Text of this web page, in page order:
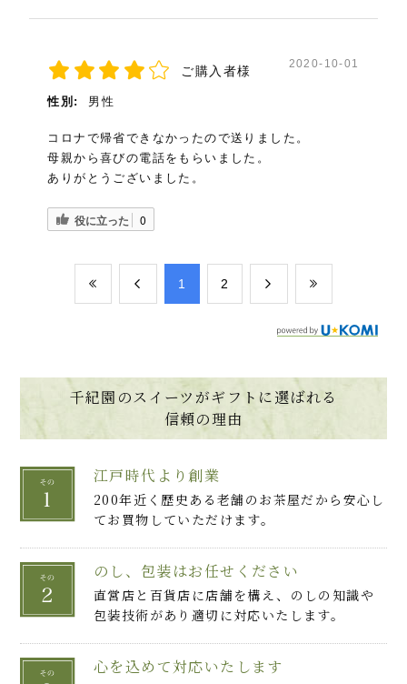
色んな味が楽しめる！
こちらの指定した日時にクール便で届けて頂
きました。
段ボールの中に緩衝材に包まれた宇治抹茶ゼ
リーの入った箱が入ってます。
頂きました。
ひと目見てまず驚いたのが凄く色合いが綺麗
で上部のゼリーがキラキラしてて食欲をそそ
一口食べて美味しい！！凄く本格的な抹茶の
味がする！とびっくりしました。
食感もつるんとしてて食べやすいです。
香りも良くて食べた瞬間に抹茶のいい香りが
鼻腔を抜けました。
味は初めに抹茶の苦味を感じてその後に抹茶
の旨味、最後に抹茶の優しい甘味を感じまし
た。
次に栗の甘露煮を頂きました。甘さ控えめで
栗本来の美味しさを楽しめるしホクホクした
食感がクセになります。
次に小豆と白玉を一緒に頂きましたが甘さ控
えめで抹茶ゼリーと凄く相性がいいと感じま
した。
それぞれの味を楽しんだ後は抹茶ゼリー、栗、
ご購入者様 2020-10-01
性別: 男性
コロナで帰省できなかったので送りました。
母親から喜びの電話をもらいました。
ありがとうございました。
役に立った 0
​1 ​2
千紀園のスイーツがギフトに選ばれる
信頼の理由
江戸時代より創業
200年近く歴史ある老舗のお茶屋だから安心し
てお買物していただけます。
のし、包装はお任せください
直営店と百貨店に店舗を構え、のしの知識や
包装技術があり適切に対応いたします。
心を込めて対応いたします